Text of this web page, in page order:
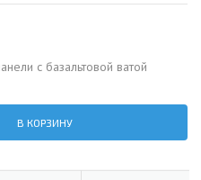
c базальтовой ватой
В КОРЗИНУ